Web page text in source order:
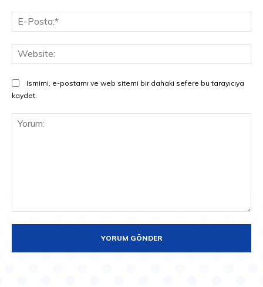
Ismimi, e-postamı ve web sitemi bir dahaki sefere bu tarayıcıya
kaydet.